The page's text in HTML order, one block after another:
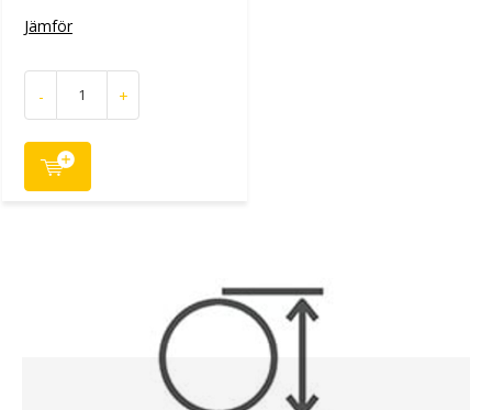
Jämför
- +